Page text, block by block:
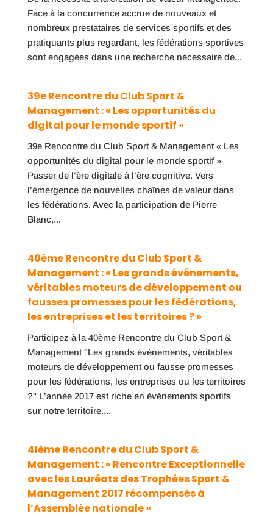
Face à la concurrence accrue de nouveaux et
nombreux prestataires de services sportifs et des
pratiquants plus regardant, les fédérations sportives
sont engagées dans une recherche nécessaire de...
39e Rencontre du Club Sport &
Management : « Les opportunités du
digital pour le monde sportif »
39e Rencontre du Club Sport & Management « Les
opportunités du digital pour le monde sportif »
Passer de l’ère digitale à l’ère cognitive. Vers
l’émergence de nouvelles chaînes de valeur dans
les fédérations. Avec la participation de Pierre
Blanc,...
40ème Rencontre du Club Sport &
Management : « Les grands événements,
véritables moteurs de développement ou
fausses promesses pour les fédérations,
les entreprises et les territoires ? »
Participez à la 40ème Rencontre du Club Sport &
Management "Les grands événements, véritables
moteurs de développement ou fausse promesses
pour les fédérations, les entreprises ou les territoires
?" L’année 2017 est riche en événements sportifs
sur notre territoire....
41ème Rencontre du Club Sport &
Management : « Rencontre Exceptionnelle
avec les Lauréats des Trophées Sport &
Management 2017 récompensés à
l’Assemblée nationale »